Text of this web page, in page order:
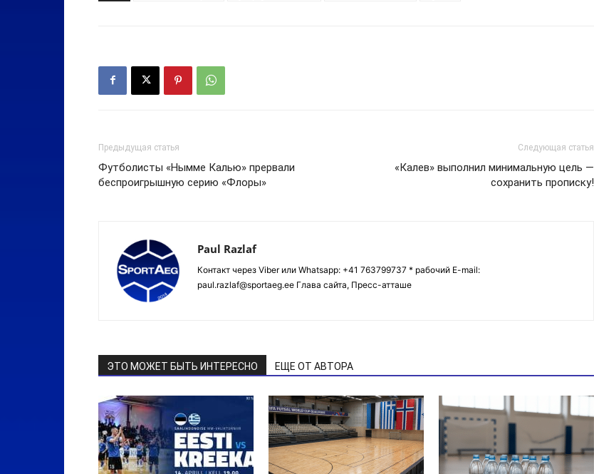
Предыдущая статья
Футболисты «Нымме Калью» прервали
беспроигрышную серию «Флоры»
Следующая статья
«Калев» выполнил минимальную цель —
сохранить прописку!
Paul Razlaf
Контакт через Viber или Whatsapp: +41 763799737 * рабочий E-mail:
paul.razlaf@sportaeg.ee Глава сайта, Пресс-атташе
ЭТО МОЖЕТ БЫТЬ ИНТЕРЕСНО ЕЩЕ ОТ АВТОРА